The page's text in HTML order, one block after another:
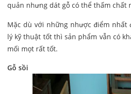
quản nhưng dát gỗ có thể thấm chất
Mặc dù với những nhược điểm nhất
lý kỹ thuật tốt thì sản phẩm vẫn có
mối mọt rất tốt.
Gỗ sồi